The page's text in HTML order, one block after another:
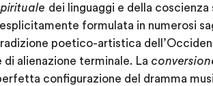
dei linguaggi e della
formulata in numerosi
poetico-artistica
di alienazione terminale. La
configurazione del dramma